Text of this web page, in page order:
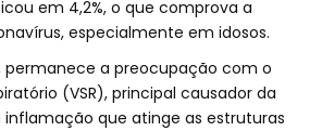
em 4,2%, o que comprova a
especialmente em idosos.
permanece a preocupação com o
(VSR), principal causador da
que atinge as estruturas